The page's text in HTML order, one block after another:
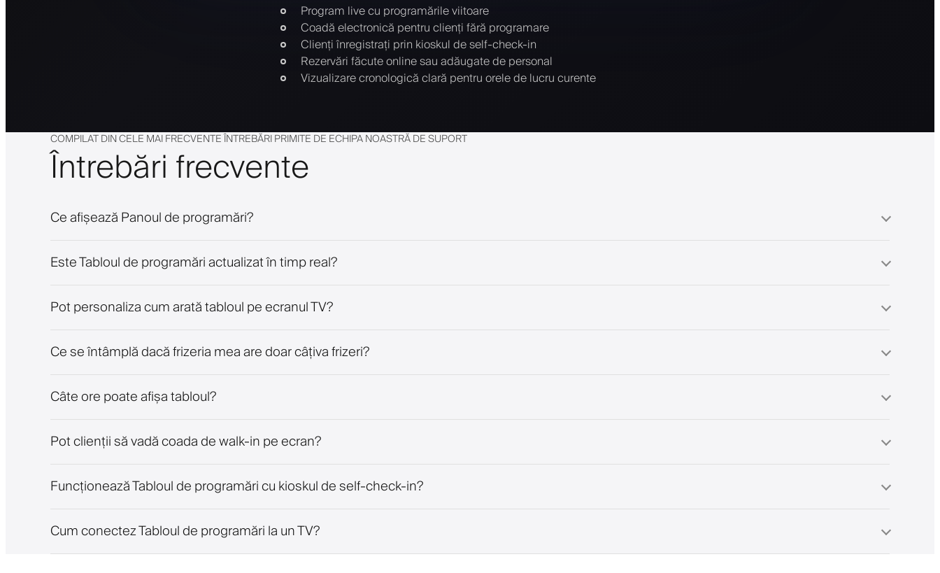
Program live cu programările viitoare
Coadă electronică pentru clienți fără programare
Clienți înregistrați prin kioskul de self-check-in
Rezervări făcute online sau adăugate de personal
Vizualizare cronologică clară pentru orele de lucru curente
COMPILAT DIN CELE MAI FRECVENTE ÎNTREBĂRI PRIMITE DE ECHIPA NOASTRĂ DE SUPORT
Întrebări frecvente
Ce afișează Panoul de programări?
Este Tabloul de programări actualizat în timp real?
Pot personaliza cum arată tabloul pe ecranul TV?
Ce se întâmplă dacă frizeria mea are doar câțiva frizeri?
Câte ore poate afișa tabloul?
Pot clienții să vadă coada de walk-in pe ecran?
Funcționează Tabloul de programări cu kioskul de self-check-in?
Cum conectez Tabloul de programări la un TV?